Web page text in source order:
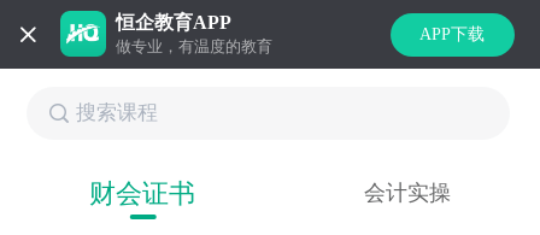
恒企教育APP
做专业，有温度的教育
APP下载
财会证书 会计实操